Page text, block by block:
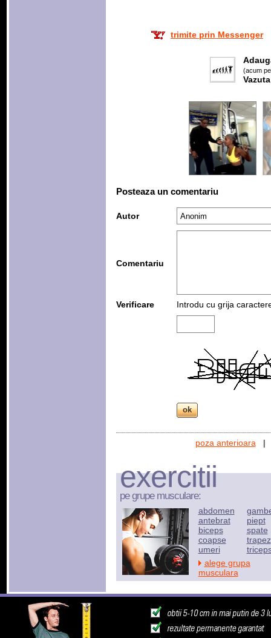
trimite prin Messenger
(acum
Vazuta
Posteaza un comentariu
Autor
Comentariu
Verificare Introdu cu grija
poza anterioara
exercitii
pe grupe musculare:
abdomen
antebrat
biceps
coapse
umeri
piept
spate
trapez
alege grupa
musculara